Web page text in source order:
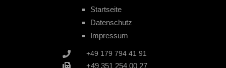
Startseite
Datenschutz
Impressum

+49 179 794 41 91

+49 351 254 00 27